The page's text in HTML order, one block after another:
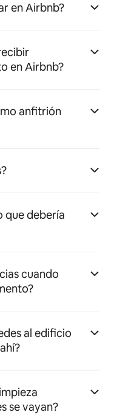
en Airbnb?
en Airbnb?
anfitrión
que debería
cuando
al edificio
se vayan?